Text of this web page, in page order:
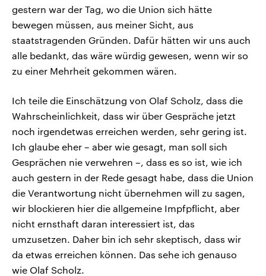
gestern war der Tag, wo die Union sich hätte
bewegen müssen, aus meiner Sicht, aus
staatstragenden Gründen. Dafür hätten wir uns auch
alle bedankt, das wäre würdig gewesen, wenn wir so
zu einer Mehrheit gekommen wären.
Ich teile die Einschätzung von Olaf Scholz, dass die
Wahrscheinlichkeit, dass wir über Gespräche jetzt
noch irgendetwas erreichen werden, sehr gering ist.
Ich glaube eher – aber wie gesagt, man soll sich
Gesprächen nie verwehren –, dass es so ist, wie ich
auch gestern in der Rede gesagt habe, dass die Union
die Verantwortung nicht übernehmen will zu sagen,
wir blockieren hier die allgemeine Impfpflicht, aber
nicht ernsthaft daran interessiert ist, das
umzusetzen. Daher bin ich sehr skeptisch, dass wir
da etwas erreichen können. Das sehe ich genauso
wie Olaf Scholz.